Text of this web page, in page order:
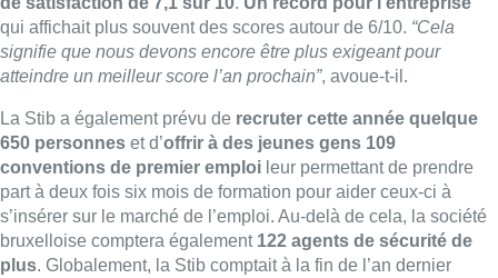
qui affichait plus souvent des scores autour de 6/10. “Cela
signifie que nous devons encore être plus exigeant pour
atteindre un meilleur score l’an prochain”, avoue-t-il.
La Stib a également prévu de recruter cette année quelque
650 personnes et d’offrir à des jeunes gens 109
conventions de premier emploi leur permettant de prendre
part à deux fois six mois de formation pour aider ceux-ci à
s’insérer sur le marché de l’emploi. Au-delà de cela, la société
bruxelloise comptera également 122 agents de sécurité de
plus. Globalement, la Stib comptait à la fin de l’an dernier